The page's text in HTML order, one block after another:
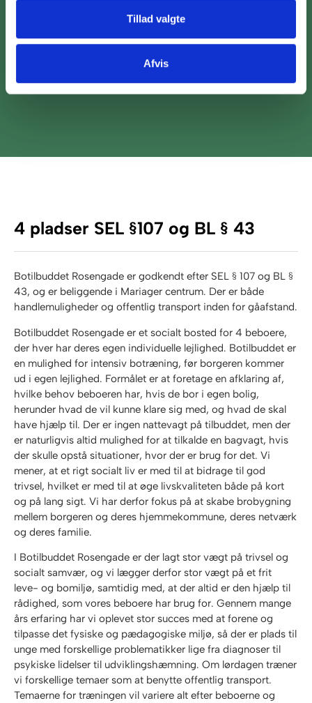
Tillad valgte
Afvis
4 pladser SEL §107 og BL § 43
Botilbuddet Rosengade er godkendt efter SEL § 107 og BL §
43, og er beliggende i Mariager centrum. Der er både
handlemuligheder og offentlig transport inden for gåafstand.
Botilbuddet Rosengade er et socialt bosted for 4 beboere,
der hver har deres egen individuelle lejlighed. Botilbuddet er
en mulighed for intensiv botræning, før borgeren kommer
ud i egen lejlighed. Formålet er at foretage en afklaring af,
hvilke behov beboeren har, hvis de bor i egen bolig,
herunder hvad de vil kunne klare sig med, og hvad de skal
have hjælp til. Der er ingen nattevagt på tilbuddet, men der
er naturligvis altid mulighed for at tilkalde en bagvagt, hvis
der skulle opstå situationer, hvor der er brug for det. Vi
mener, at et rigt socialt liv er med til at bidrage til god
trivsel, hvilket er med til at øge livskvaliteten både på kort
og på lang sigt. Vi har derfor fokus på at skabe brobygning
mellem borgeren og deres hjemmekommune, deres netværk
og deres familie.
​I Botilbuddet Rosengade er der lagt stor vægt på trivsel og
socialt samvær, og vi lægger derfor stor vægt på et frit
leve- og bomiljø, samtidig med, at der altid er den hjælp til
rådighed, som vores beboere har brug for. Gennem mange
års erfaring har vi oplevet stor succes med at forene og
tilpasse det fysiske og pædagogiske miljø, så der er plads til
unge med forskellige problematikker lige fra diagnoser til
psykiske lidelser til udviklingshæmning. Om lørdagen træner
vi forskellige temaer som at benytte offentlig transport.
Temaerne for træningen vil variere alt efter beboerne og